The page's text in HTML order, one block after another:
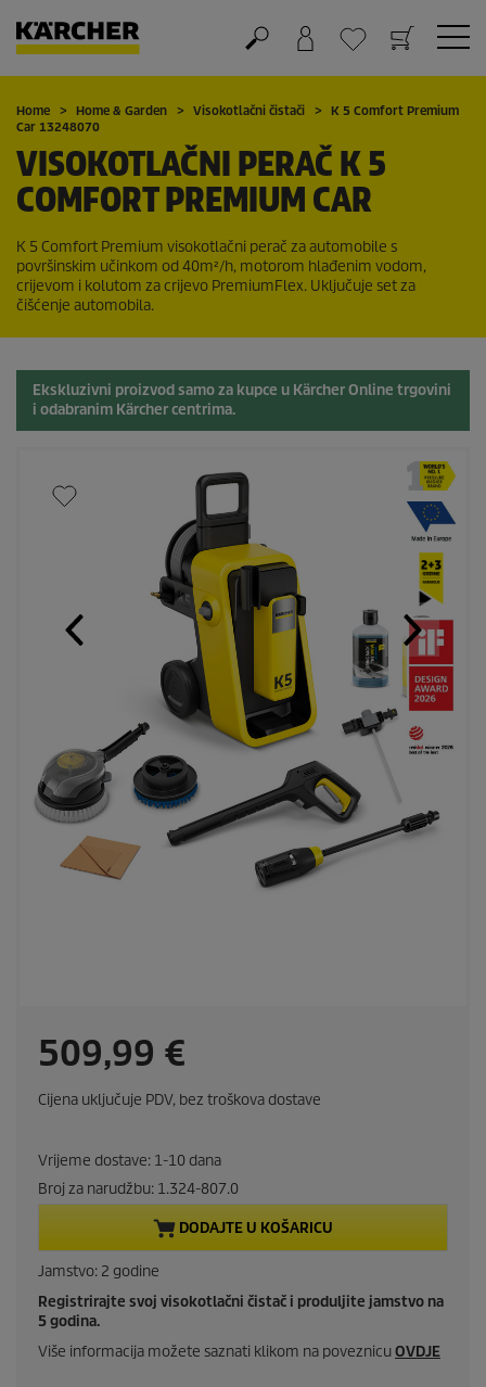
Košarica
Lista želja
Home Home & Garden Visokotlačni čistači
K 5 Comfort Premium
Car 13248070
VISOKOTLAČNI PERAČ K 5
COMFORT PREMIUM CAR
K 5 Comfort Premium visokotlačni perač za automobile s
površinskim učinkom od 40m²/h, motorom hlađenim vodom,
crijevom i kolutom za crijevo PremiumFlex. Uključuje set za
čišćenje automobila.
Ekskluzivni proizvod samo za kupce u Kärcher Online trgovini
i odabranim Kärcher centrima.
C
u
r
e
n
t
p
509,99 €
Cijena uključuje PDV, bez troškova dostave
Vrijeme dostave: 1-10 dana
Broj za narudžbu: 1.324-807.0
DODAJTE U KOŠARICU
Jamstvo: 2 godine
Registrirajte svoj visokotlačni čistač i produljite jamstvo na
5 godina.
Više informacija možete saznati klikom na poveznicuOVDJE